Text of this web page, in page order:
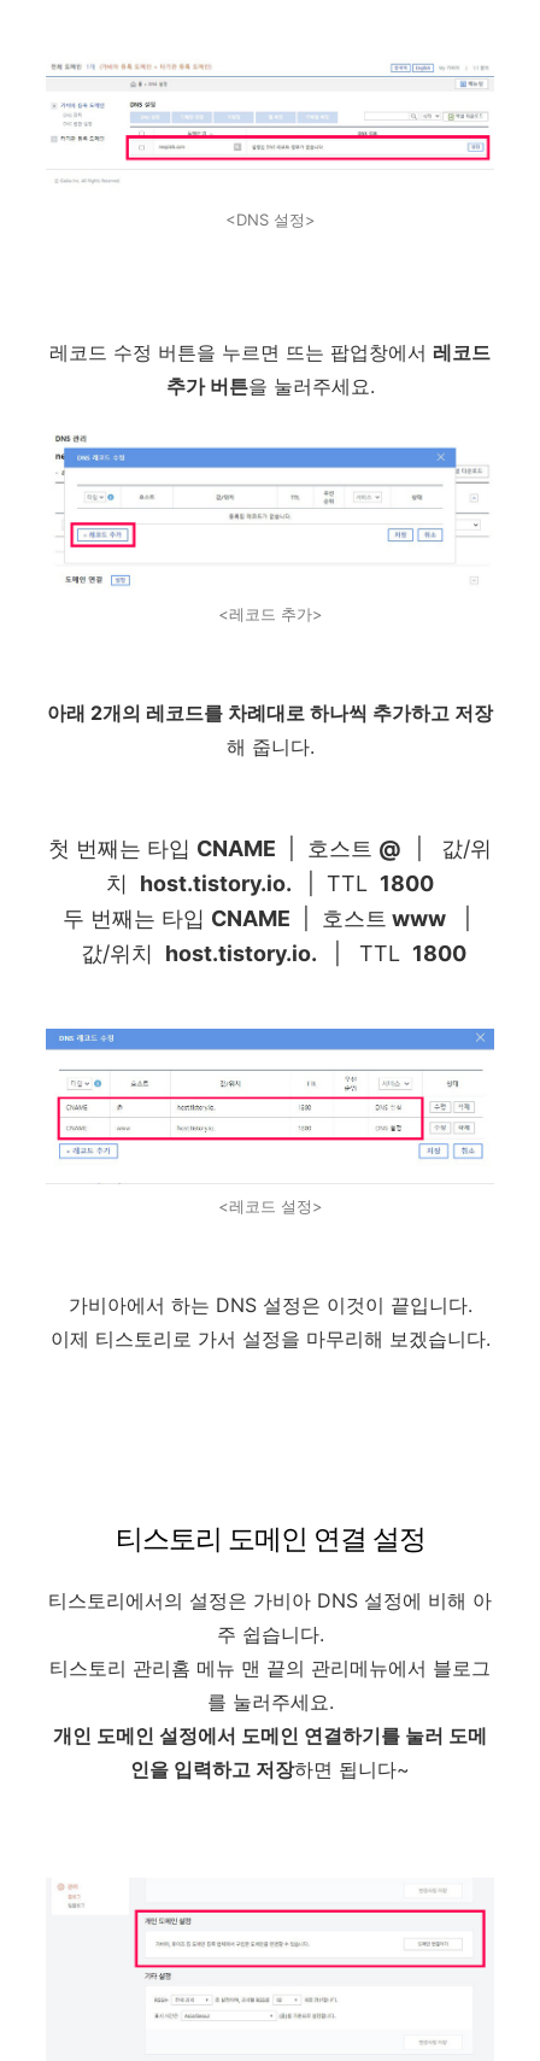
<DNS 설정>
레코드 수정 버튼을 누르면 뜨는 팝업창에서 레코드
추가 버튼을 눌러주세요.
<레코드 추가>
아래 2개의 레코드를 차례대로 하나씩 추가하고 저장
해 줍니다.
첫 번째는 타입 CNAME 호스트 @
값/위
치 host.tistory.io. TTL 1800
두 번째는 타입 CNAME 호스트 www
값/위치
host.tistory.io. TTL 1800
<레코드 설정>
가비아에서 하는 DNS 설정은 이것이 끝입니다.
이제 티스토리로 가서 설정을 마무리해 보겠습니다.
티스토리 도메인 연결 설정
티스토리에서의 설정은 가비아 DNS 설정에 비해 아
주 쉽습니다.
티스토리 관리홈 메뉴 맨 끝의 관리메뉴에서 블로그
를 눌러주세요.
개인 도메인 설정에서 도메인 연결하기를 눌러 도메
인을 입력하고 저장하면 됩니다~